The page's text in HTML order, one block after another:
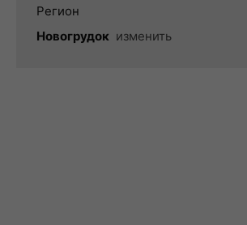
Регион
Новогрудок изменить